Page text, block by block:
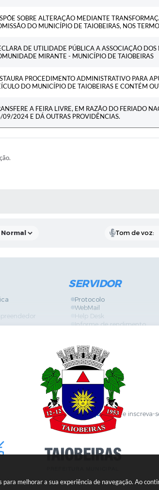
melhorar a sua experiência de navegação. Ao
SOBRE ALTERAÇÃO MEDIANTE
DO MUNICÍPIO DE TAIOBEIRAS, NOS
DE UTILIDADE PÚBLICA A ASSOCIAÇÃO
MIRANTE - MUNICÍPIO DE TAIOBEIRAS
PROCEDIMENTO ADMINISTRATIVO PARA
DO MUNICÍPIO DE TAIOBEIRAS E CONTÉM
A FEIRA LIVRE, EM RAZÃO DO FERIADO
09/2024 E DÁ OUTRAS PROVIDÊNCIAS.
Tom de voz:
SERVIDOR
Protocolo
WebMail
Help Desk
Informe de rendimento
GPI
Diário Oficial
Fale com RH
SGDI - Sistema de
Concurso Público e
Portal da Atenção Primaria
Clique aquie inscreva-